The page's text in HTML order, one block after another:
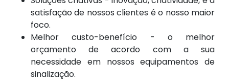
satisfação de nossos clientes é o nosso maior
foco.
Melhor custo-benefício - o melhor
orçamento de acordo com a sua
necessidade em nossos equipamentos de
sinalização.